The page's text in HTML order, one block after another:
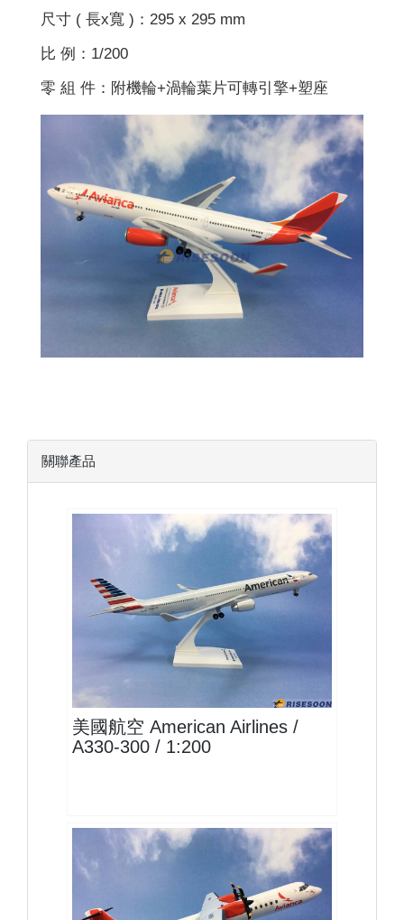
尺寸 ( 長x寬 )：295 x 295 mm
比 例：1/200
零 組 件：附機輪+渦輪葉片可轉引擎+塑座
關聯產品
AAL20A333P01
美國航空 American Airlines /
A330-300 / 1:200